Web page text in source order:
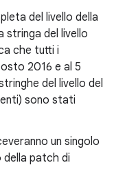
del livello della
stringa del livello
che tutti i
2016 e al 5
del livello del
sono stati
un singolo
della patch di